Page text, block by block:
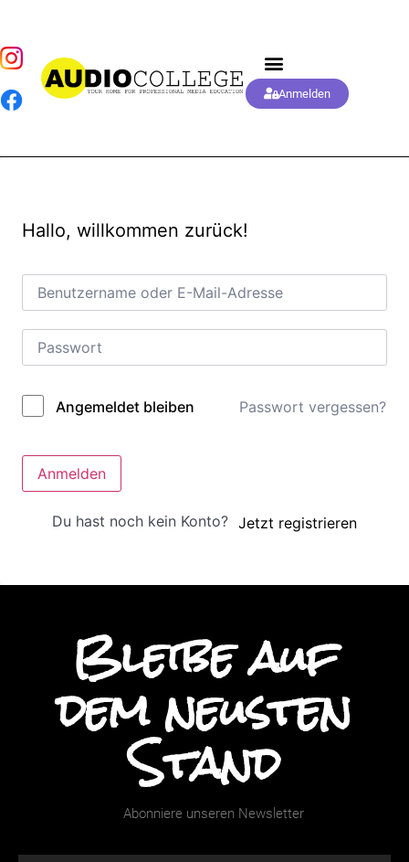
Anmelden
Hallo, willkommen zurück!
Alternative:
Angemeldet bleiben Passwort vergessen?
Anmelden
Du hast noch kein Konto? Jetzt registrieren
Bleibe auf
dem neusten
Stand
Abonniere unseren Newsletter